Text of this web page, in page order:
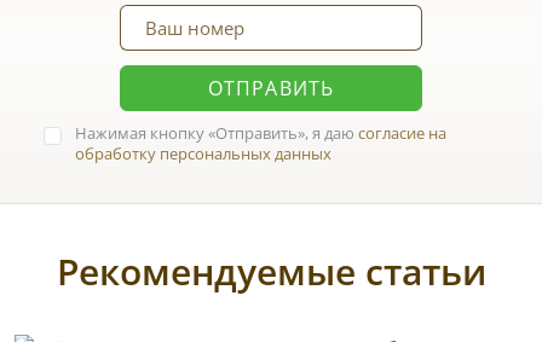
ОТПРАВИТЬ
Нажимая кнопку Отправить , я даюсогласие на
обработку персональных данных
Рекомендуемые статьи